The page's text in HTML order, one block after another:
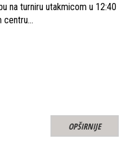
na turniru utakmicom u 12:40
centru…
OPŠIRNIJE